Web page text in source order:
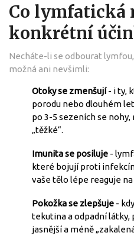
Co lymfatická
konkrétní
Necháte-li se odbourat
možná ani nevšimli:
Otoky se zmenšují- i ty,
porodu nebo dlouhém
po 3-5 sezeních se
„těžké“.
Imunita se posiluje -
které bojují proti
vaše tělo lépe reaguje
Pokožka se zlepšuje -
tekutina a odpadní látky,
jasnější a méně